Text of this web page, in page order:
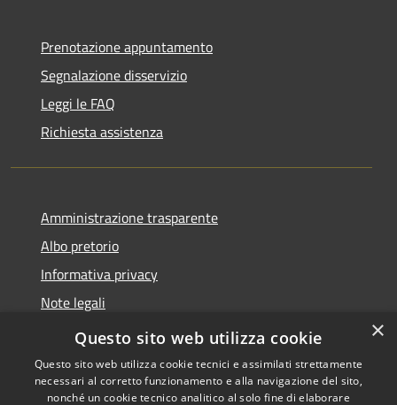
Prenotazione appuntamento
Segnalazione disservizio
Leggi le FAQ
Richiesta assistenza
Amministrazione trasparente
Albo pretorio
Informativa privacy
Note legali
Dichiarazione di accessibilità
×
Questo sito web utilizza cookie
Questo sito web utilizza cookie tecnici e assimilati strettamente
necessari al corretto funzionamento e alla navigazione del sito,
nonché un cookie tecnico analitico al solo fine di elaborare